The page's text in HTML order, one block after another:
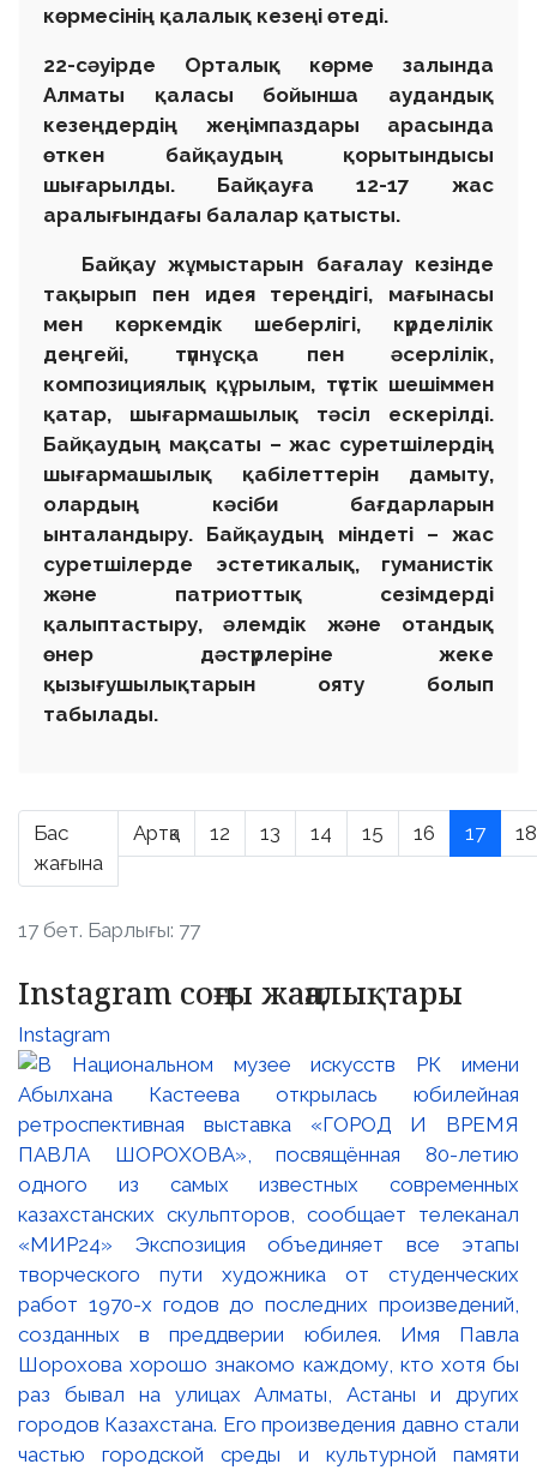
көрмесінің қалалық кезеңі өтеді.
22-сәуірде Орталық көрме залында
Алматы қаласы бойынша аудандық
кезеңдердің жеңімпаздары арасында
өткен байқаудың қорытындысы
шығарылды. Байқауға 12-17 жас
аралығындағы балалар қатысты.
Байқау жұмыстарын бағалау кезінде
тақырып пен идея тереңдігі, мағынасы
мен көркемдік шеберлігі, күрделілік
деңгейі, түпнұсқа пен әсерлілік,
композициялық құрылым, түстік шешіммен
қатар, шығармашылық тәсіл ескерілді.
Байқаудың мақсаты – жас суретшілердің
шығармашылық қабілеттерін дамыту,
олардың кәсіби бағдарларын
ынталандыру. Байқаудың міндеті – жас
суретшілерде эстетикалық, гуманистік
және патриоттық сезімдерді
қалыптастыру, әлемдік және отандық
өнер дәстүрлеріне жеке
қызығушылықтарын ояту болып
табылады.
Бас
жағына
Артқа 12 13 14 15 16 17 18
17 бет. Барлығы: 77
Instagram соңғы жаңалықтары
Instagram